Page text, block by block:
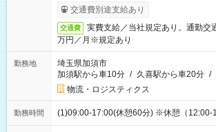
交通費別途支給あり
交通費
実費支給／当社規定あり。通勤交
万円／月※規定あり
勤務地
埼玉県加須市
加須駅から車10分 / 久喜駅から車20分 /
物流・ロジスティクス
勤務時間 (1)09:00-17:00(休憩60分) ※休憩（12:00-